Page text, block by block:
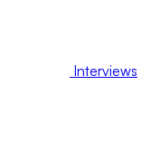
Interviews